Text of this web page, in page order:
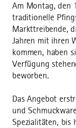
Am Montag, den
traditionelle
Markttreibende,
Jahren mit ihren
kommen, haben
Verfügung
beworben.
Das Angebot
und
Spezialitäten, bis